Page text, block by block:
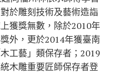
於雕刻技術及藝術造詣
獲獎無數，除於2010年
外，更於2014年獲臺南
工藝」類保存者；2019
木雕重要匠師保存者登